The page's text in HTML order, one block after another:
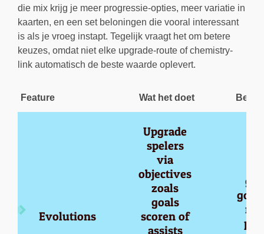
die mix krijg je meer progressie-opties, meer variatie in
kaarten, en een set beloningen die vooral interessant
is als je vroeg instapt. Tegelijk vraagt het om betere
keuzes, omdat niet elke upgrade-route of chemistry-
link automatisch de beste waarde oplevert.
Feature Wat het doet
Evolutions
Upgrade
spelers
via
objectives
zoals
goals
scoren of
assists